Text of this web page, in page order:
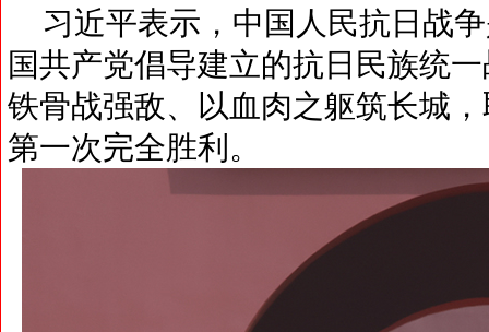
习近平表示，中国人民抗日战
国共产党倡导建立的抗日民族统
铁骨战强敌、以血肉之躯筑长城
第一次完全胜利。